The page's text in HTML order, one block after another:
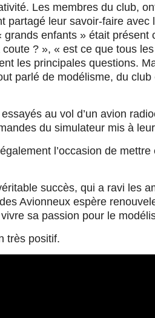
Les membres du club,
partagé leur savoir-faire avec
grands enfants » était présent
? », « est ce que tous
les principales questions.
parlé de modélisme, du club
au vol d’un avion
du simulateur mis à
l’occasion de
succès, qui a ravi les
Avionneux espère
sa passion pour le
très positif.